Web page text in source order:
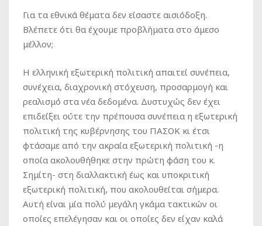
Για τα εθνικά θέματα δεν είσαστε αισιόδοξη.
Βλέπετε ότι θα έχουμε προβλήματα στο άμεσο
μέλλον;
Η ελληνική εξωτερική πολιτική απαιτεί συνέπεια,
συνέχεια, διαχρονική στόχευση, προσαρμογή και
ρεαλισμό στα νέα δεδομένα. Δυστυχώς δεν έχει
επιδείξει ούτε την πρέπουσα συνέπεια η εξωτερική
πολιτική της κυβέρνησης του ΠΑΣΟΚ κι έτσι
φτάσαμε από την ακραία εξωτερική πολιτική -η
οποία ακολουθήθηκε στην πρώτη φάση του κ.
Σημίτη- στη διαλλακτική έως και υποκριτική
εξωτερική πολιτική, που ακολουθείται σήμερα.
Αυτή είναι μία πολύ μεγάλη γκάμα τακτικών οι
οποίες επελέγησαν και οι οποίες δεν είχαν καλά